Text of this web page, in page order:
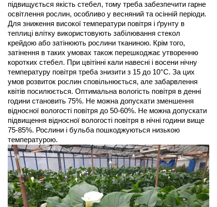
підвищується якість стебел, тому треба забезпечити гарне
освітлення рослин, особливо у весняний та осінній періоди.
Для зниження високої температури повітря і ґрунту в
теплиці влітку використовують забілювання стекол
крейдою або затінюють рослини тканиною. Крім того,
затінення в таких умовах також перешкоджає утворенню
коротких стебел. При цвітінні кали навесні і восени нічну
температуру повітря треба знизити з 15 до 10°С. За цих
умов розвиток рослин сповільнюється, але забарвлення
квітів посилюється. Оптимальна вологість повітря в денні
години становить 75%. Не можна допускати зменшення
відносної вологості повітря до 50-60%. Не можна допускати
підвищення відносної вологості повітря в нічні години вище
75-85%. Рослини і бульба пошкоджуються низькою
температурою.